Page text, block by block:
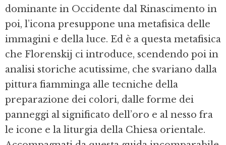
dominante in Occidente dal Rinascimento in
poi, l’icona presuppone una metafisica delle
immagini e della luce. Ed è a questa metafisica
che Florenskij ci introduce, scendendo poi in
analisi storiche acutissime, che svariano dalla
pittura fiamminga alle tecniche della
preparazione dei colori, dalle forme dei
panneggi al significato dell’oro e al nesso fra
le icone e la liturgia della Chiesa orientale.